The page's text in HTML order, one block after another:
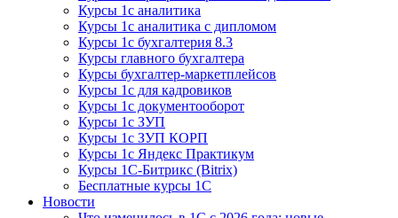
Курсы 1с аналитика
Курсы 1с аналитика с дипломом
Курсы 1с бухгалтерия 8.3
Курсы главного бухгалтера
Курсы бухгалтер-маркетплейсов
Курсы 1с для кадровиков
Курсы 1с документооборот
Курсы 1с ЗУП
Курсы 1с ЗУП КОРП
Курсы 1с Яндекс Практикум
Курсы 1С-Битрикс (Bitrix)
Бесплатные курсы 1С
Новости